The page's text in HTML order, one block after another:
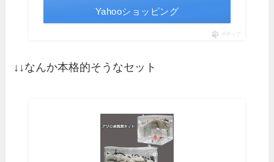
Yahooショッピング
ポチップ
↓↓なんか本格的そうなセット